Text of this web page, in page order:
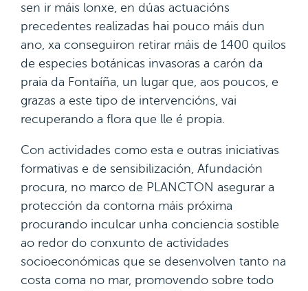
sen ir máis lonxe, en dúas actuacións
precedentes realizadas hai pouco máis dun
ano, xa conseguiron retirar máis de 1400 quilos
de especies botánicas invasoras a carón da
praia da Fontaíña, un lugar que, aos poucos, e
grazas a este tipo de intervencións, vai
recuperando a flora que lle é propia.
Con actividades como esta e outras iniciativas
formativas e de sensibilización, Afundación
procura, no marco de PLANCTON asegurar a
protección da contorna máis próxima
procurando inculcar unha conciencia sostible
ao redor do conxunto de actividades
socioeconómicas que se desenvolven tanto na
costa coma no mar, promovendo sobre todo